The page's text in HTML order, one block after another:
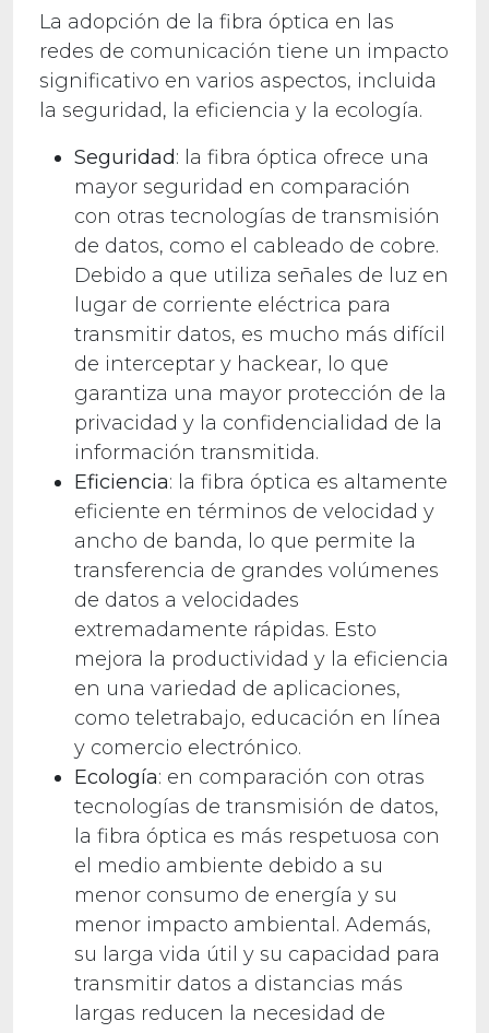
La adopción de la fibra óptica en las
redes de comunicación tiene un impacto
significativo en varios aspectos, incluida
la seguridad, la eficiencia y la ecología.
Seguridad: la fibra óptica ofrece una
mayor seguridad en comparación
con otras tecnologías de transmisión
de datos, como el cableado de cobre.
Debido a que utiliza señales de luz en
lugar de corriente eléctrica para
transmitir datos, es mucho más difícil
de interceptar y hackear, lo que
garantiza una mayor protección de la
privacidad y la confidencialidad de la
información transmitida.
Eficiencia: la fibra óptica es altamente
eficiente en términos de velocidad y
ancho de banda, lo que permite la
transferencia de grandes volúmenes
de datos a velocidades
extremadamente rápidas. Esto
mejora la productividad y la eficiencia
en una variedad de aplicaciones,
como teletrabajo, educación en línea
y comercio electrónico.
Ecología: en comparación con otras
tecnologías de transmisión de datos,
la fibra óptica es más respetuosa con
el medio ambiente debido a su
menor consumo de energía y su
menor impacto ambiental. Además,
su larga vida útil y su capacidad para
transmitir datos a distancias más
largas reducen la necesidad de